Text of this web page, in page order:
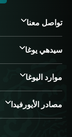
تواصل معنا
سيدهي يوغا
موارد اليوغا
مصادر الأيورفيدا